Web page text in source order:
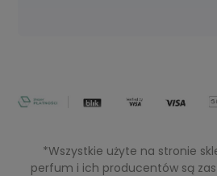
*Wszystkie użyte na stronie
perfum i ich producentów są